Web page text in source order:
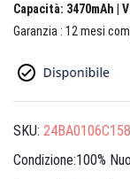
Capacità: 3470mAh |
Garanzia : 12 mesi
SKU: 24BA0106C158
Condizione:100%